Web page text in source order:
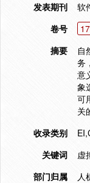
发表期刊
软
卷号
17
摘要
自
务
意
象
可
关
收录类别
关键词
虚
部门归属
人